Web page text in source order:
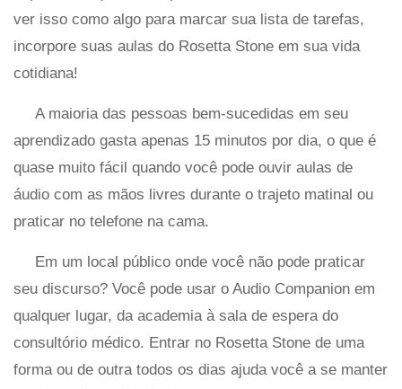
ver isso como algo para marcar sua lista de tarefas,
incorpore suas aulas do Rosetta Stone em sua vida
cotidiana!
A maioria das pessoas bem-sucedidas em seu
aprendizado gasta apenas 15 minutos por dia, o que é
quase muito fácil quando você pode ouvir aulas de
áudio com as mãos livres durante o trajeto matinal ou
praticar no telefone na cama.
Em um local público onde você não pode praticar
seu discurso? Você pode usar o Audio Companion em
qualquer lugar, da academia à sala de espera do
consultório médico. Entrar no Rosetta Stone de uma
forma ou de outra todos os dias ajuda você a se manter